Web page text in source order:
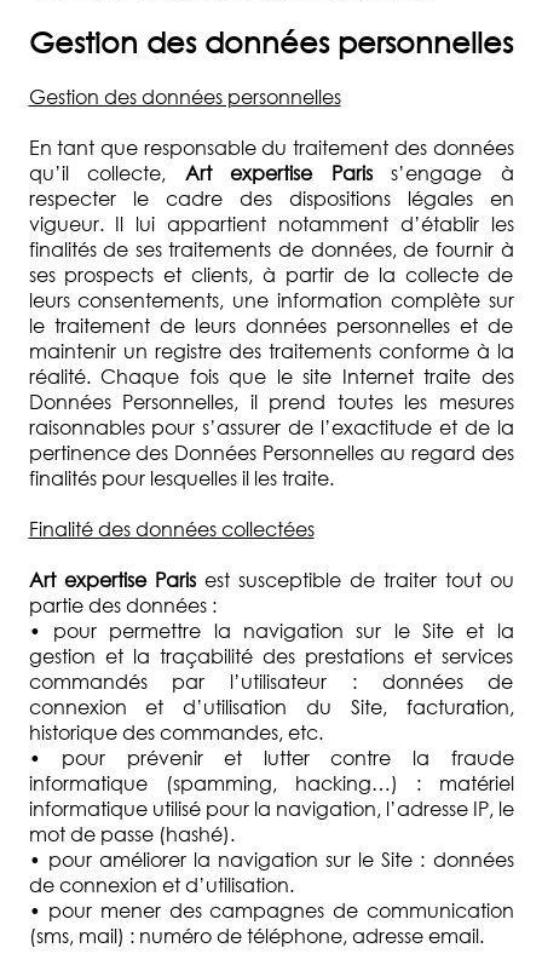
Gestion des données personnelles
Gestion des données personnelles
En tant que responsable du traitement des données
qu’il collecte, Art expertise Paris
s’engage à
respecter le cadre des dispositions légales en
vigueur. Il lui appartient notamment d’établir les
finalités de ses traitements de données, de fournir à
ses prospects et clients, à partir de la collecte de
leurs consentements, une information complète sur
le traitement de leurs données personnelles et de
maintenir un registre des traitements conforme à la
réalité. Chaque fois que le site Internet traite des
Données Personnelles, il prend toutes les mesures
raisonnables pour s’assurer de l’exactitude et de la
pertinence des Données Personnelles au regard des
finalités pour lesquelles il les traite.
Finalité des données collectées
Art expertise Parisest susceptible de traiter tout ou
partie des données :
• pour permettre la navigation sur le Site et la
gestion et la traçabilité des prestations et services
commandés par l’utilisateur : données de
connexion et d’utilisation du Site, facturation,
historique des commandes, etc.
• pour prévenir et lutter contre la fraude
informatique (spamming, hacking…) : matériel
informatique utilisé pour la navigation, l’adresse IP, le
mot de passe (hashé).
• pour améliorer la navigation sur le Site : données
de connexion et d’utilisation.
• pour mener des campagnes de communication
(sms, mail) : numéro de téléphone, adresse email.